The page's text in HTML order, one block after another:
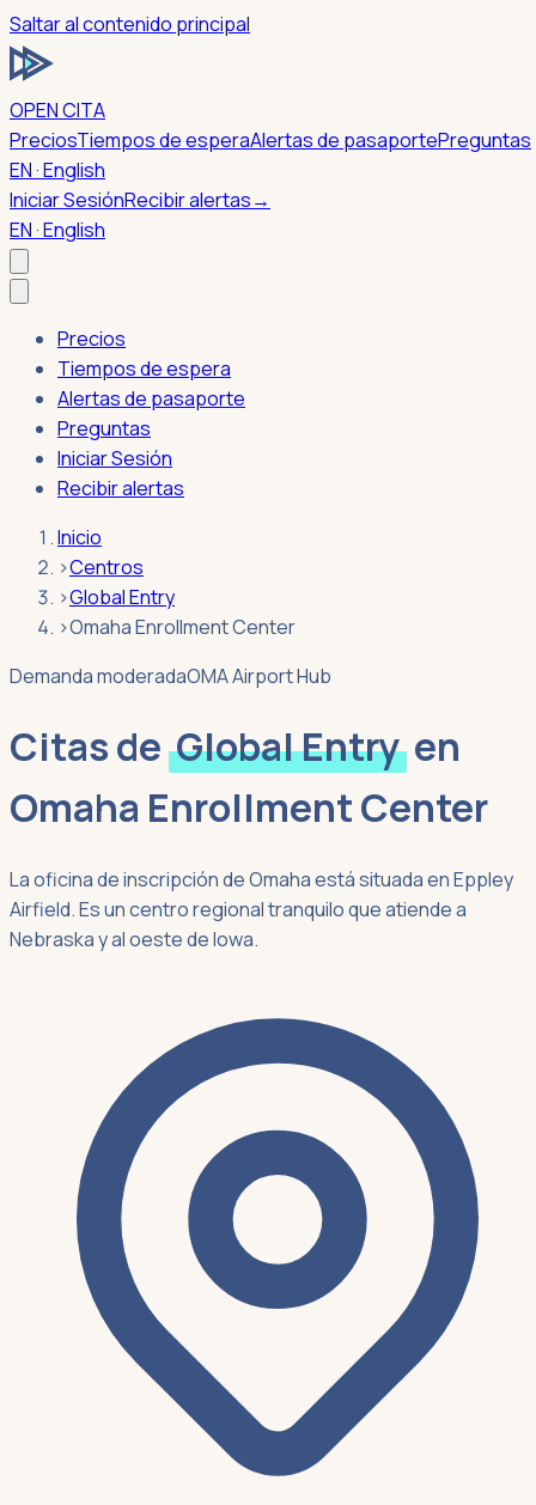
Saltar al contenido principal
OPEN CITA
PreciosTiempos de esperaAlertas de pasaportePreguntas
EN · English
Iniciar SesiónRecibir alertas→
EN · English
Precios
Tiempos de espera
Alertas de pasaporte
Preguntas
Iniciar Sesión
Recibir alertas
Inicio
›Centros
›Global Entry
›Omaha Enrollment Center
Demanda moderadaOMA Airport Hub
Citas de Global Entry en
Omaha Enrollment Center
La oficina de inscripción de Omaha está situada en Eppley
Airfield. Es un centro regional tranquilo que atiende a
Nebraska y al oeste de Iowa.